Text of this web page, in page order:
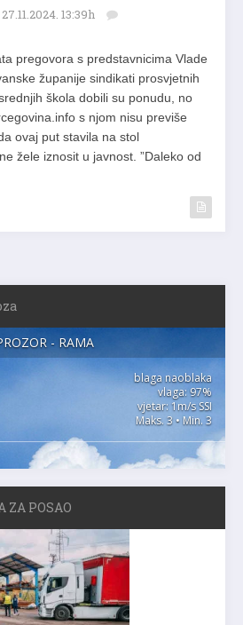
27.11.2024. 13:39h
pregovora s predstavnicima Vlade
županije sindikati prosvjetnih
škola dobili su ponudu, no
s njom nisu previše
ovaj put stavila na stol
žele iznosit u javnost. ”Daleko od
- RAMA
blaga naoblaka
vlaga: 97%
vjetar: 1m/s SSI
Maks. 3 • Min. 3
ZA POSAO